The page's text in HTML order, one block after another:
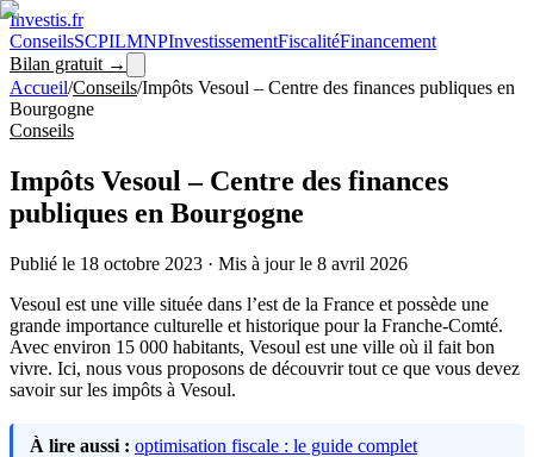
Investis.fr
ConseilsSCPILMNPInvestissementFiscalitéFinancement
Bilan gratuit →
Accueil/Conseils/Impôts Vesoul – Centre des finances publiques en
Bourgogne
Conseils
Impôts Vesoul – Centre des finances
publiques en Bourgogne
Publié le 18 octobre 2023 · Mis à jour le 8 avril 2026
Vesoul est une ville située dans l’est de la France et possède une
grande importance culturelle et historique pour la Franche-Comté.
Avec environ 15 000 habitants, Vesoul est une ville où il fait bon
vivre. Ici, nous vous proposons de découvrir tout ce que vous devez
savoir sur les impôts à Vesoul.
À lire aussi : optimisation fiscale : le guide complet